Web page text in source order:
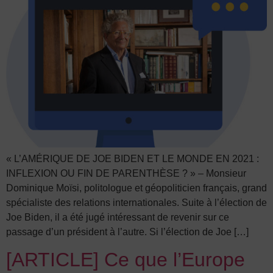
« L’AMÉRIQUE DE JOE BIDEN ET LE MONDE EN 2021 :
INFLEXION OU FIN DE PARENTHÈSE ? » – Monsieur
Dominique Moïsi, politologue et géopoliticien français, grand
spécialiste des relations internationales. Suite à l’élection de
Joe Biden, il a été jugé intéressant de revenir sur ce
passage d’un président à l’autre. Si l’élection de Joe […]
[ARTICLE] Ce que l’Europe